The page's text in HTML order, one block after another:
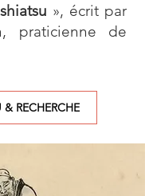
», écrit par
praticienne de
& RECHERCHE